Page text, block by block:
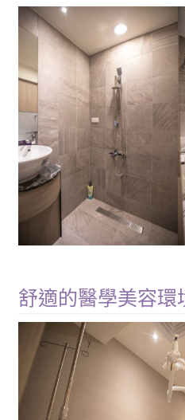
舒適的醫學美容環